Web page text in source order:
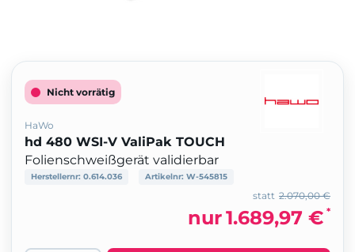
Nicht vorrätig
HaWo
hd 480 WSI-V ValiPak TOUCH
Folienschweißgerät validierbar
Herstellernr: 0.614.036 Artikelnr: W-545815
2.070,00 €
statt
nur1.689,97 € *